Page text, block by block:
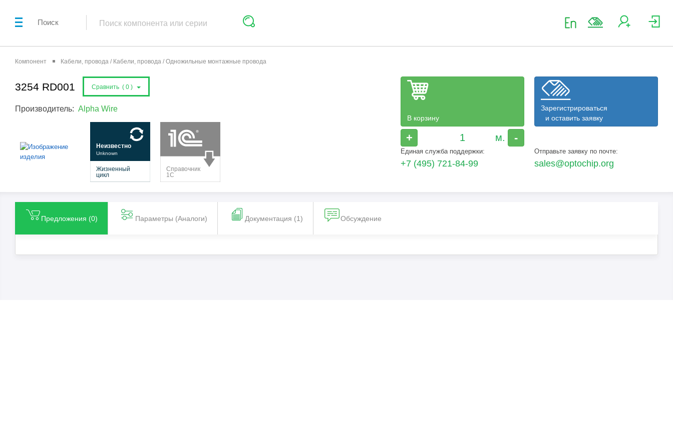
Поиск
Компонент Кабели, провода / Кабели, провода / Одножильные монтажные провода
3254 RD001 Сравнить ( 0 )
Производитель: Alpha Wire
В корзину
+ -
Зарегистрироваться
и оставить заявку
Единая служба поддержки:
+7 (495) 721-84-99
Отправьте заявку по почте:
sales@optochip.org
Предложения (0) Параметры (Aналоги) Документация (1) Обсуждение